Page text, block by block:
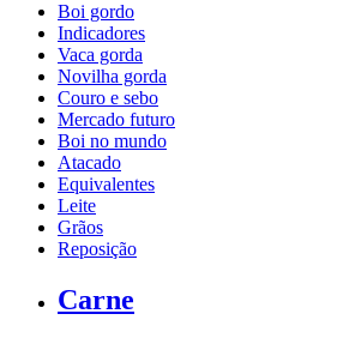
Boi gordo
Indicadores
Vaca gorda
Novilha gorda
Couro e sebo
Mercado futuro
Boi no mundo
Atacado
Equivalentes
Leite
Grãos
Reposição
Carne